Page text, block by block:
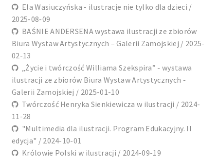
Ela Wasiuczyńska - ilustracje nie tylko dla dzieci /
2025-08-09
BAŚNIE ANDERSENA wystawa ilustracji ze zbiorów
Biura Wystaw Artystycznych – Galerii Zamojskiej / 2025-
02-13
„Życie i twórczość Williama Szekspira” - wystawa
ilustracji ze zbiorów Biura Wystaw Artystycznych -
Galerii Zamojskiej / 2025-01-10
Twórczość Henryka Sienkiewicza w ilustracji / 2024-
11-28
"Multimedia dla ilustracji. Program Edukacyjny. II
edycja" / 2024-10-01
Królowie Polski w ilustracji / 2024-09-19